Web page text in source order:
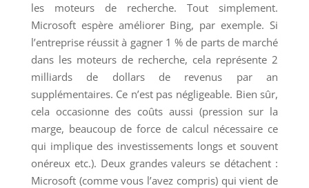
les moteurs de recherche. Tout simplement.
Microsoft espère améliorer Bing, par exemple. Si
l’entreprise réussit à gagner 1 % de parts de marché
dans les moteurs de recherche, cela représente 2
milliards de dollars de revenus par an
supplémentaires. Ce n’est pas négligeable. Bien sûr,
cela occasionne des coûts aussi (pression sur la
marge, beaucoup de force de calcul nécessaire ce
qui implique des investissements longs et souvent
onéreux etc.). Deux grandes valeurs se détachent :
Microsoft (comme vous l’avez compris) qui vient de